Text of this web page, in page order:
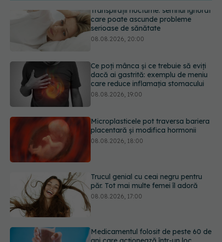
Ce poți mânca și ce trebuie să eviți
dacă ai gastrită: exemplu de meniu
care reduce inflamația stomacului
Microplasticele pot traversa bariera
placentară și modifica hormonii
08.08.2026, 18:00
Trucul genial cu ceai negru pentru
păr. Tot mai multe femei îl adoră
Medicamentul folosit de peste 60 de
ani care acționează într-un loc